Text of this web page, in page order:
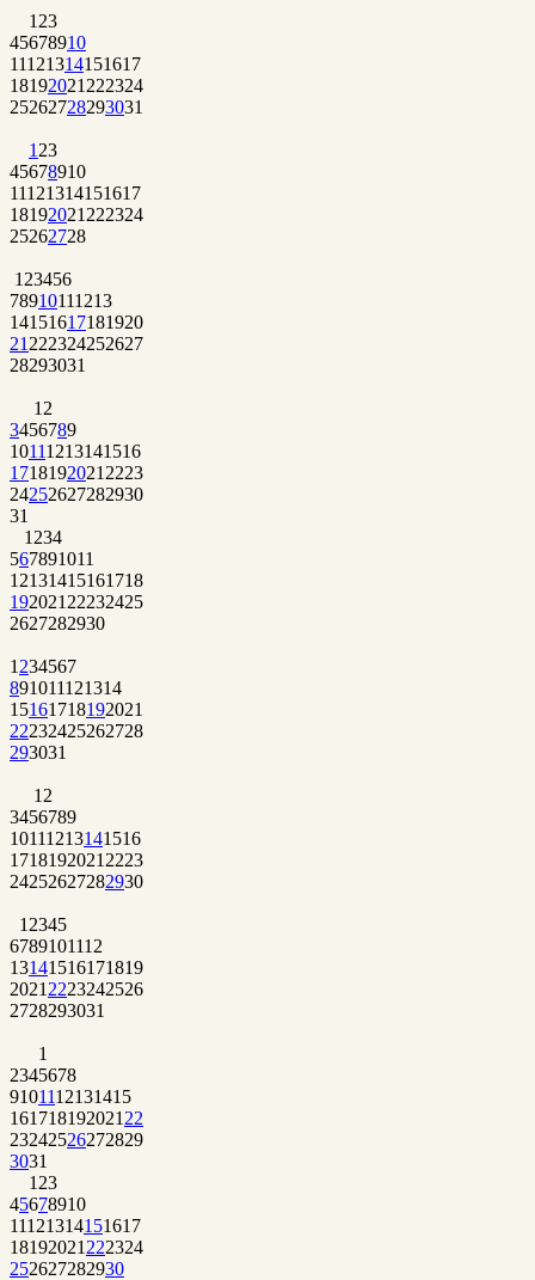
1 23
45678910
11121314151617
18192021 222324
25262728293031
1 23
45678910
11121314151617
18192021 222324
25262728
1 23456
78910111213
14151617181920
21 222324252627
28293031
1 2
3456789
10111213141516
1718192021 2223
24252627282930
31
1 234
567891011
12131415161718
192021 22232425
2627282930
1 234567
891011121314
15161718192021
22232425262728
293031
1 2
3456789
10111213141516
1718192021 2223
24252627282930
1 2345
6789101112
13141516171819
2021 2223242526
2728293031
1
2345678
9101112131415
161718192021 22
23242526272829
3031
1 23
45678910
11121314151617
18192021 222324
252627282930